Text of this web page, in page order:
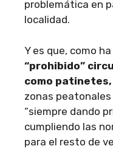
problemática en
localidad.
Y es que, como
“prohibido”
como
zonas
“siempre dando
cumpliendo las
para el resto de